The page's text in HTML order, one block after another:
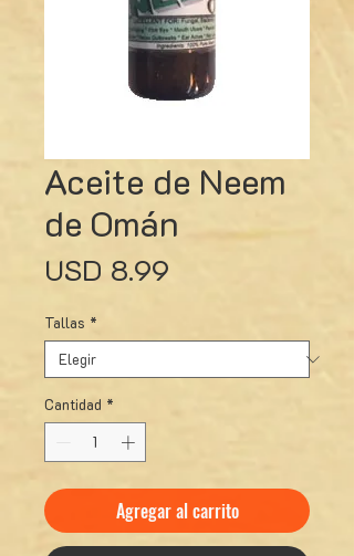
Aceite de Neem
de Omán
USD 8.99
Tallas *
Cantidad *
Agregar al carrito